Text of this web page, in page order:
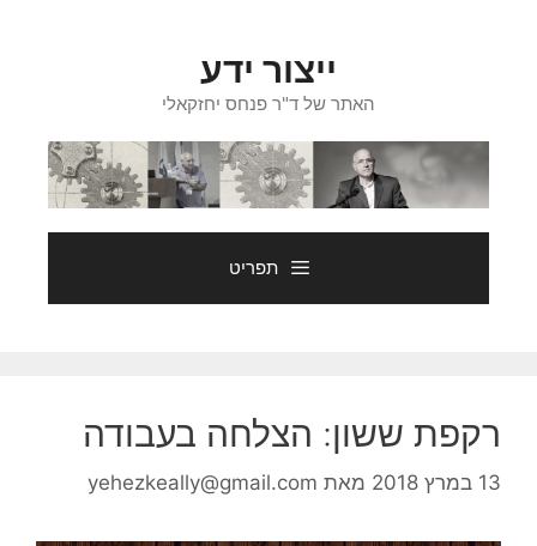
ייצור ידע
האתר של ד"ר פנחס יחזקאלי
תפריט
רקפת ששון: הצלחה בעבודה
13 במרץ 2018 מאת yehezkeally@gmail.com